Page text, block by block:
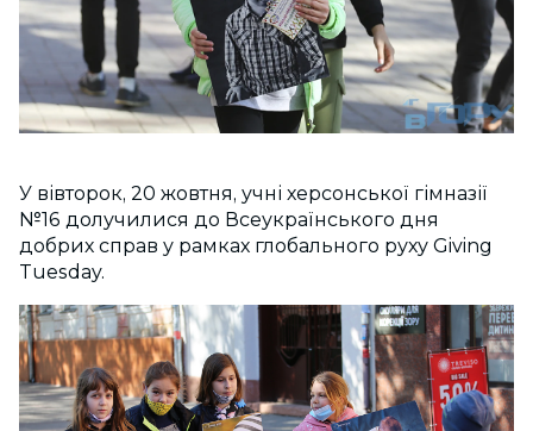
У вівторок, 20 жовтня, учні херсонської гімназії
№16 долучилися до Всеукраїнського дня
добрих справ у рамках глобального руху Giving
Tuesday.